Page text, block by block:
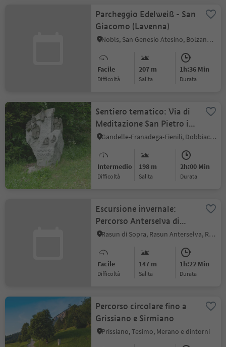
Parcheggio Edelweiß - San
Giacomo (Lavenna)
Nobls, San Genesio Atesino, Bolzano e dintorni
Facile
Difficoltà
207 m
Salita
1h:36 Min
durata
Sentiero tematico: Via di
Meditazione San Pietro in
Monte
Gandelle-Franadega-Fienili, Dobbiaco, Regione dolomitica 3 Cime
Intermedio
Difficoltà
198 m
Salita
2h:00 Min
durata
Escursione invernale:
Percorso Anterselva di
Mezzo
Rasun di Sopra, Rasun Anterselva, Regione dolomitica Plan de Corones
Facile
Difficoltà
147 m
Salita
1h:22 Min
durata
Percorso circolare fino a
Grissiano e Sirmiano
Prissiano, Tesimo, Merano e dintorni